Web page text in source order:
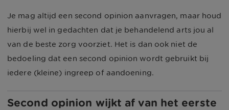
Je mag altijd een second opinion aanvragen, maar houd
hierbij wel in gedachten dat je behandelend arts jou al
van de beste zorg voorziet. Het is dan ook niet de
bedoeling dat een second opinion wordt gebruikt bij
iedere (kleine) ingreep of aandoening.
Second opinion wijkt af van het eerste